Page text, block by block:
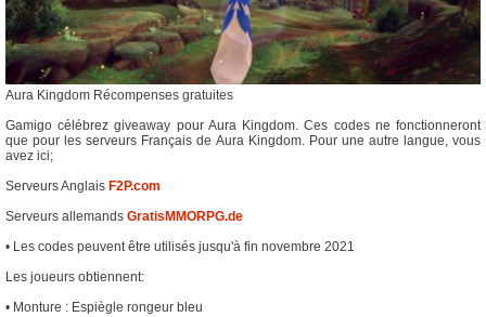
Aura Kingdom Récompenses gratuites
Gamigo célébrez giveaway pour Aura Kingdom. Ces codes ne fonctionneront
que pour les serveurs Français de Aura Kingdom. Pour une autre langue, vous
avez ici;
Serveurs Anglais F2P.com
Serveurs allemands GratisMMORPG.de
• Les codes peuvent être utilisés jusqu'à fin novembre 2021
Les joueurs obtiennent:
• Monture : Espiègle rongeur bleu